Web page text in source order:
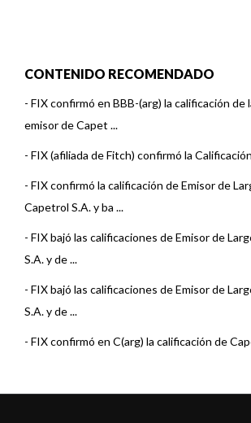
CONTENIDO RECOMENDADO
- FIX confirmó en BBB-(arg) la calificación de
emisor de Capet ...
- FIX (afiliada de Fitch) confirmó la
- FIX confirmó la calificación de Emisor de
Capetrol S.A. y ba ...
- FIX bajó las calificaciones de Emisor de
S.A. y de ...
- FIX bajó las calificaciones de Emisor de
S.A. y de ...
- FIX confirmó en C(arg) la calificación de